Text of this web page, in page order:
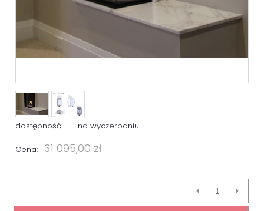
dostępność: na wyczerpaniu
Cena: 31 095,00 zł